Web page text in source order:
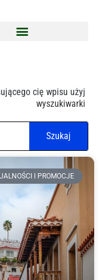
cię wpisu użyj
wyszukiwarki
Szukaj
I PROMOCJE